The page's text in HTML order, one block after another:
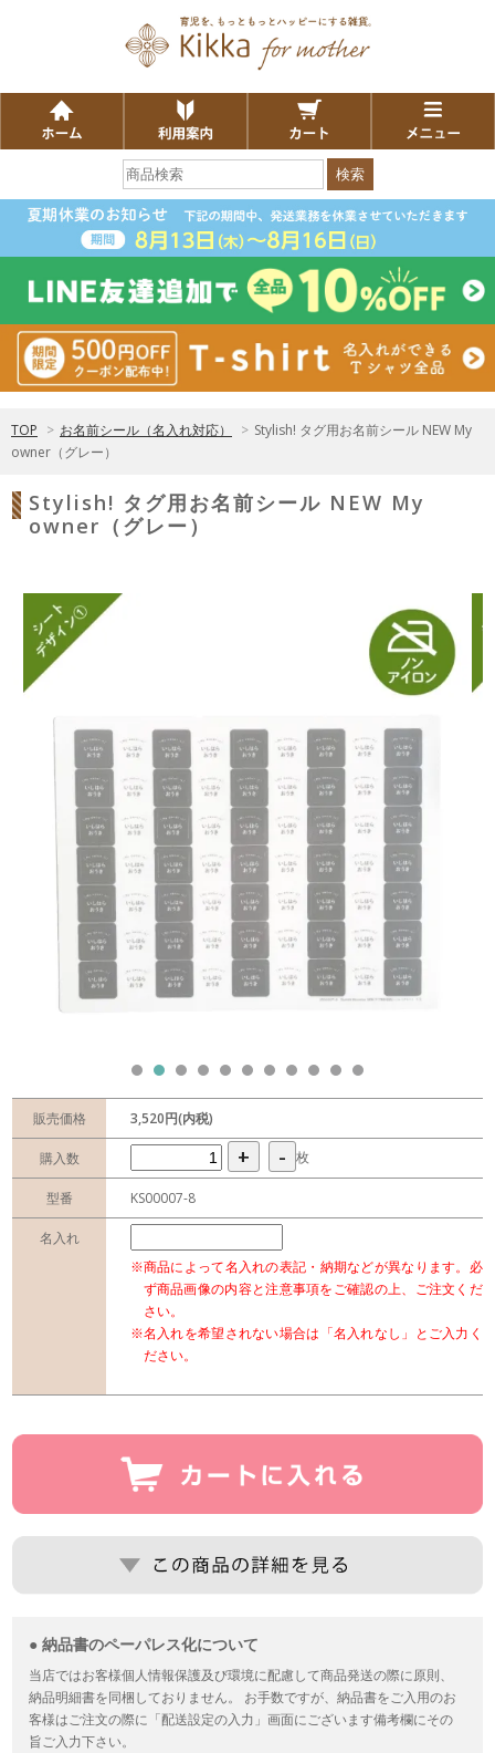
検索
TOP > お名前シール（名入れ対応） > Stylish! タグ用お名前シール NEW My
owner（グレー）
Stylish! タグ用お名前シール NEW My
owner（グレー）
販売価格 3,520円(内税)
購入数 + - 枚
型番 KS00007-8
名入れ
※商品によって名入れの表記・納期などが異なります。必
ず商品画像の内容と注意事項をご確認の上、ご注文くだ
さい。
※名入れを希望されない場合は「名入れなし」とご入力く
ださい。
● 納品書のペーパレス化について
当店ではお客様個人情報保護及び環境に配慮して商品発送の際に原則、
納品明細書を同梱しておりません。 お手数ですが、納品書をご入用のお
客様はご注文の際に「配送設定の入力」画面にございます備考欄にその
旨ご入力下さい。